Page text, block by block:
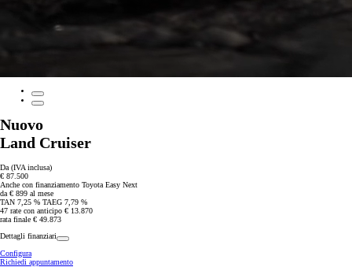
Nuovo
Land Cruiser
Da (IVA inclusa)
€ 87.500
Anche con finanziamento Toyota Easy Next
da € 899 al mese
TAN 7,25 % TAEG 7,79 %
47 rate con anticipo € 13.870
rata finale € 49.873
Dettagli finanziari
Configura
Richiedi appuntamento